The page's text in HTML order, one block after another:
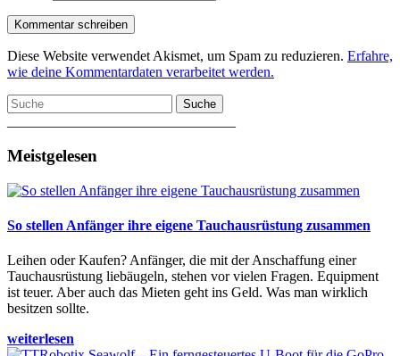
Diese Website verwendet Akismet, um Spam zu reduzieren. Erfahre,
wie deine Kommentardaten verarbeitet werden.
Suche
Meistgelesen
So stellen Anfänger ihre eigene Tauchausrüstung zusammen
Leihen oder Kaufen? Anfänger, die mit der Anschaffung einer
Tauchausrüstung liebäugeln, stehen vor vielen Fragen. Equipment
ist teuer. Aber auch das Mieten geht ins Geld. Was man wirklich
besitzen sollte.
weiterlesen